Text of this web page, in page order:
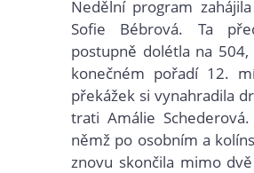
Nedělní program
Sofie Bébrová. Ta
postupně dolétla na
konečném pořadí 12.
překážek si vynahradila
trati Amálie
němž po osobním a
znovu skončila mimo